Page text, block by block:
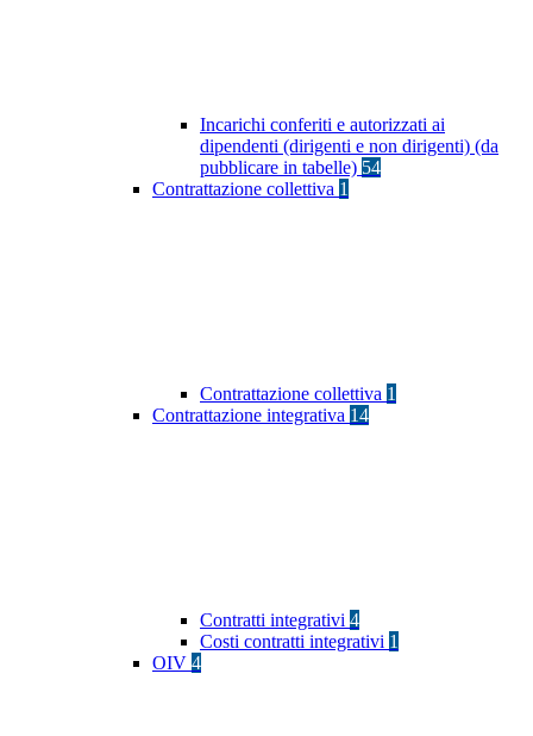
Incarichi conferiti e autorizzati ai
dipendenti (dirigenti e non dirigenti) (da
pubblicare in tabelle) 54
Contrattazione collettiva 1
Contrattazione collettiva 1
Contrattazione integrativa 14
Contratti integrativi 4
Costi contratti integrativi 1
OIV 4